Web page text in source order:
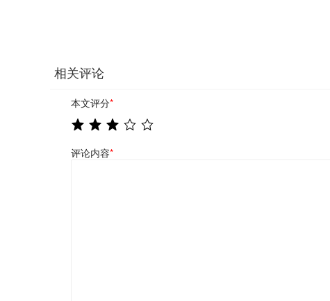
相关评论
本文评分*
评论内容*